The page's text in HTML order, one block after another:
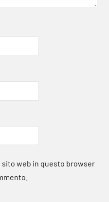
sito web in questo browser